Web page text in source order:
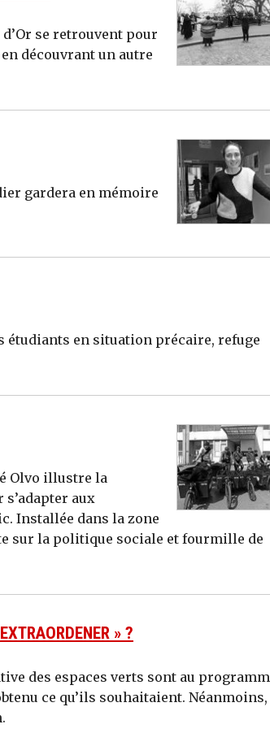
se retrouvent pour
découvrant un autre
gardera en mémoire
étudiants en situation précaire, refuge
Olvo illustre la
aux
Installée dans la zone
sur la politique sociale et fourmille de
» ?
des espaces verts sont au
ce qu’ils souhaitaient.